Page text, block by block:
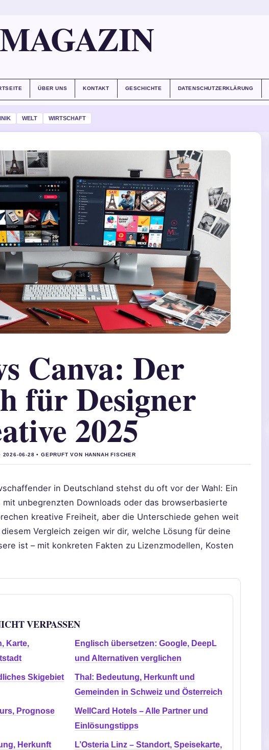
ÜBER UNS KONTAKT GESCHICHTE DATENSCHUTZERKLÄRUNG
WELT WIRTSCHAFT
Canva: Der
für Designer
2025
2026-06-28 • GEPRUFT VON HANNAH FISCHER
in Deutschland stehst du oft vor der Wahl: Ein
mit unbegrenzten Downloads oder das browserbasierte
kreative Freiheit, aber die Unterschiede gehen weit
Vergleich zeigen wir dir, welche Lösung für deine
ist – mit konkreten Fakten zu Lizenzmodellen, Kosten
VERPASSEN
Karte,
Englisch übersetzen: Google, DeepL
und Alternativen verglichen
Skigebiet
Thal: Bedeutung, Herkunft und
Gemeinden in Schweiz und Österreich
Prognose
WellCard Hotels – Alle Partner und
Einlösungstipps
Herkunft
L’Osteria Linz – Standort, Speisekarte,